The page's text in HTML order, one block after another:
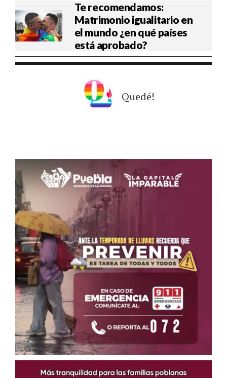
Te recomendamos:
Matrimonio igualitario en
el mundo ¿en qué países
está aprobado?
Quedé!